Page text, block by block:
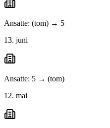
Ansatte: (tom) → 5
13. juni
Ansatte: 5 → (tom)
12. mai